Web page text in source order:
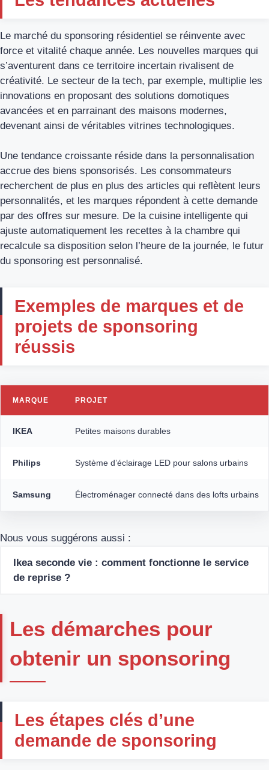
Le marché du sponsoring résidentiel se réinvente avec
force et vitalité chaque année. Les nouvelles marques qui
s’aventurent dans ce territoire incertain rivalisent de
créativité. Le secteur de la tech, par exemple, multiplie les
innovations en proposant des solutions domotiques
avancées et en parrainant des maisons modernes,
devenant ainsi de véritables vitrines technologiques.
Une tendance croissante réside dans la personnalisation
accrue des biens sponsorisés. Les consommateurs
recherchent de plus en plus des articles qui reflètent leurs
personnalités, et les marques répondent à cette demande
par des offres sur mesure. De la cuisine intelligente qui
ajuste automatiquement les recettes à la chambre qui
recalcule sa disposition selon l’heure de la journée, le futur
du sponsoring est personnalisé.
Exemples de marques et de
projets de sponsoring
réussis
MARQUE PROJET
IKEA Petites maisons durables
Philips Système d’éclairage LED pour salons urbains
Samsung Électroménager connecté dans des lofts urbains
Nous vous suggérons aussi :
Ikea seconde vie : comment fonctionne le service
de reprise ?
Les démarches pour
obtenir un sponsoring
Les étapes clés d’une
demande de sponsoring